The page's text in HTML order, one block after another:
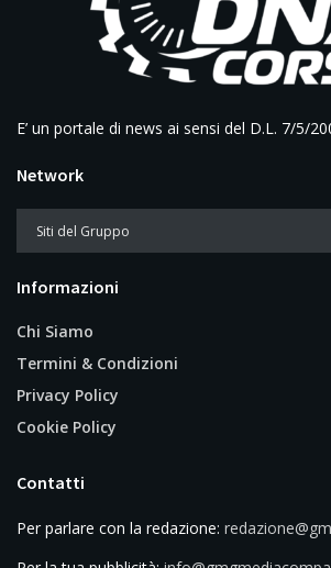
E’ un portale di news ai sensi del D.L. 7/5/
Network
Informazioni
Chi Siamo
Termini & Condizioni
Privacy Policy
Cookie Policy
Contatti
Per parlare con la redazione: